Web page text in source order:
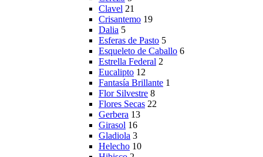
Clavel 21
Crisantemo 19
Dalia 5
Esferas de Pasto 5
Esqueleto de Caballo 6
Estrella Federal 2
Eucalipto 12
Fantasía Brillante 1
Flor Silvestre 8
Flores Secas 22
Gerbera 13
Girasol 16
Gladiola 3
Helecho 10